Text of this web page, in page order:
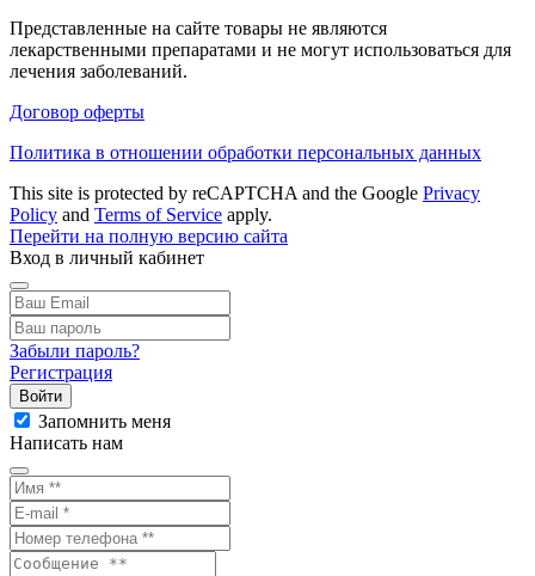
Представленные на сайте товары не являются
лекарственными препаратами и не могут использоваться для
лечения заболеваний.
Договор оферты
Политика в отношении обработки персональных данных
This site is protected by reCAPTCHA and the Google Privacy
Policy and Terms of Service apply.
Перейти на полную версию сайта
Вход в личный кабинет
Забыли пароль?
Регистрация
Войти
Запомнить меня
Написать нам